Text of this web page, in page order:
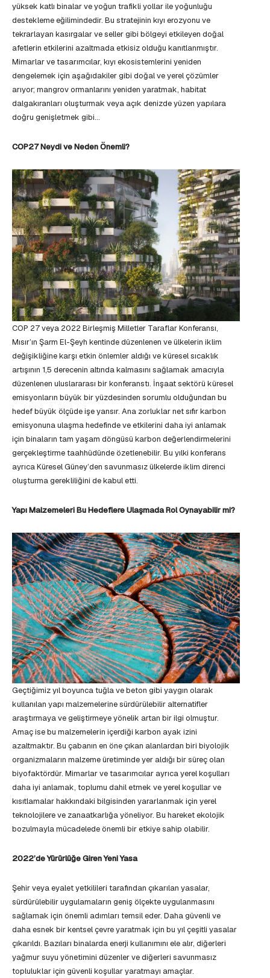
yüksek katlı binalar ve yoğun trafikli yollar ile yoğunluğu
destekleme eğilimindedir. Bu stratejinin kıyı erozyonu ve
tekrarlayan kasırgalar ve seller gibi bölgeyi etkileyen doğal
afetlerin etkilerini azaltmada etkisiz olduğu kanıtlanmıştır.
Mimarlar ve tasarımcılar, kıyı ekosistemlerini yeniden
dengelemek için aşağıdakiler gibi doğal ve yerel çözümler
arıyor; mangrov ormanlarını yeniden yaratmak, habitat
dalgakıranları oluşturmak veya açık denizde yüzen yapılara
doğru genişletmek gibi…
COP27 Neydi ve Neden Önemli?
COP 27 veya 2022 Birleşmiş Milletler Taraflar Konferansı,
Mısır’ın Şarm El-Şeyh kentinde düzenlenen ve ülkelerin iklim
değişikliğine karşı etkin önlemler aldığı ve küresel sıcaklık
artışının 1,5 derecenin altında kalmasını sağlamak amacıyla
düzenlenen uluslararası bir konferanstı. İnşaat sektörü küresel
emisyonların büyük bir yüzdesinden sorumlu olduğundan bu
hedef büyük ölçüde işe yansır. Ana zorluklar net sıfır karbon
emisyonuna ulaşma hedefinde ve etkilerini daha iyi anlamak
için binaların tam yaşam döngüsü karbon değerlendirmelerini
gerçekleştirme taahhüdünde özetlenebilir. Bu yılki konferans
ayrıca Küresel Güney’den savunmasız ülkelerde iklim direnci
oluşturma gerekliliğini de kabul etti.
Yapı Malzemeleri Bu Hedeflere Ulaşmada Rol Oynayabilir mi?
Geçtiğimiz yıl boyunca tuğla ve beton gibi yaygın olarak
kullanılan yapı malzemelerine sürdürülebilir alternatifler
araştırmaya ve geliştirmeye yönelik artan bir ilgi olmuştur.
Amaç ise bu malzemelerin içerdiği karbon ayak izini
azaltmaktır. Bu çabanın en öne çıkan alanlardan biri biyolojik
organizmaların malzeme üretiminde yer aldığı bir süreç olan
biyofaktördür. Mimarlar ve tasarımcılar ayrıca yerel koşulları
daha iyi anlamak, toplumu dahil etmek ve yerel koşullar ve
kısıtlamalar hakkındaki bilgisinden yararlanmak için yerel
teknolojilere ve zanaatkarlığa yöneliyor. Bu hareket ekolojik
bozulmayla mücadelede önemli bir etkiye sahip olabilir.
2022’de Yürürlüğe Giren Yeni Yasa
Şehir veya eyalet yetkilileri tarafından çıkarılan yasalar,
sürdürülebilir uygulamaların geniş ölçekte uygulanmasını
sağlamak için önemli adımları temsil eder. Daha güvenli ve
daha esnek bir kentsel çevre yaratmak için bu yıl çeşitli yasalar
çıkarıldı. Bazıları binalarda enerji kullanımını ele alır, diğerleri
yağmur suyu yönetimini düzenler ve diğerleri savunmasız
topluluklar için güvenli koşullar yaratmayı amaçlar.